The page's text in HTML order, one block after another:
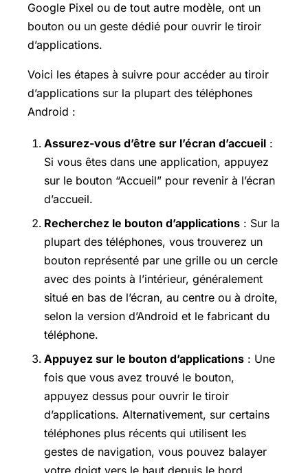
Google Pixel ou de tout autre modèle, ont un
bouton ou un geste dédié pour ouvrir le tiroir
d’applications.
Voici les étapes à suivre pour accéder au tiroir
d’applications sur la plupart des téléphones
Android :
Assurez-vous d’être sur l’écran d’accueil :
Si vous êtes dans une application, appuyez
sur le bouton “Accueil” pour revenir à l’écran
d’accueil.
Recherchez le bouton d’applications : Sur la
plupart des téléphones, vous trouverez un
bouton représenté par une grille ou un cercle
avec des points à l’intérieur, généralement
situé en bas de l’écran, au centre ou à droite,
selon la version d’Android et le fabricant du
téléphone.
Appuyez sur le bouton d’applications : Une
fois que vous avez trouvé le bouton,
appuyez dessus pour ouvrir le tiroir
d’applications. Alternativement, sur certains
téléphones plus récents qui utilisent les
gestes de navigation, vous pouvez balayer